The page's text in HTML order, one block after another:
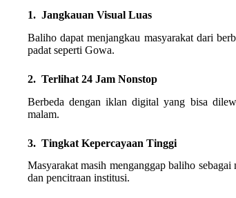
1. Jangkauan Visual Luas
Baliho dapat menjangkau masyarakat dari
padat seperti Gowa.
2. Terlihat 24 Jam Nonstop
Berbeda dengan iklan digital yang bisa
malam.
3. Tingkat Kepercayaan Tinggi
Masyarakat masih menganggap baliho
dan pencitraan institusi.